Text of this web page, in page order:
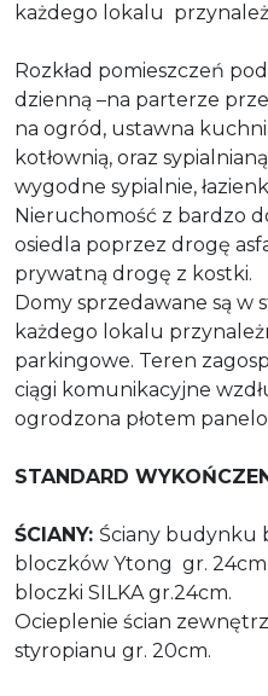
każdego lokalu
Rozkład pomieszczeń
dzienną –na parterze
na ogród, ustawna
kotłownią, oraz
wygodne sypialnie,
Nieruchomość z bardzo
osiedla poprzez drogę
prywatną drogę z kostki.
Domy sprzedawane są w
każdego lokalu
parkingowe. Teren
ciągi komunikacyjne
ogrodzona płotem
STANDARD
ŚCIANY: Ściany budynku
bloczków Ytong gr.
bloczki SILKA gr.24cm.
Ocieplenie ścian
styropianu gr. 20cm.